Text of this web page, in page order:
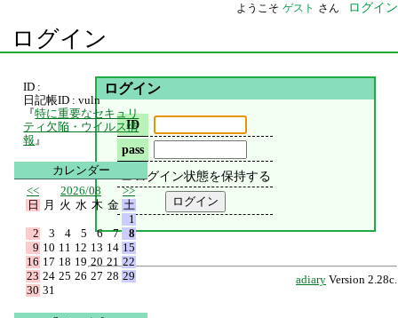
ようこそ ゲスト さん ログイン
ログイン
ログイン
ID
pass
ログイン状態を保持する
adiary Version 2.28c.
ID :
日記帳ID : vuln
『特に重要なセキュリ
ティ欠陥・ウイルス情
報 』
カレンダー
<<
2026/08
>>
日
月 火 水 木 金 土
1
2
3 4 5 6 7
8
9 10 11 12 13 14 15
16 17 18 19 20 21 22
23 24 25 26 27 28 29
30 31